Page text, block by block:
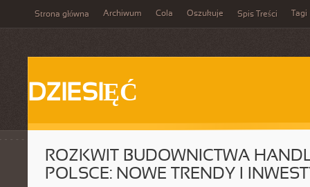
Strona główna Archiwum Cola Oszukuje Spis Treści Tagi
DZIESIĘĆ
ROZKWIT BUDOWNICTWA
POLSCE: NOWE TRENDY I